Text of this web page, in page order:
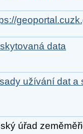
data
užívání dat a
úřad